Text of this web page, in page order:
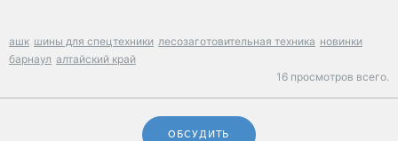
ашк шины для спецтехники лесозаготовительная техника новинки
барнаул алтайский край
16 просмотров всего.
ОБСУДИТЬ